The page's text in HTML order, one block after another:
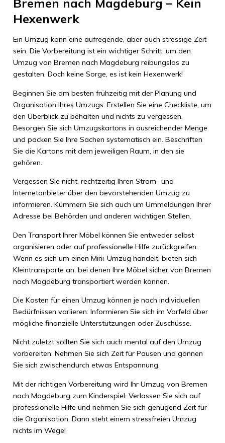
Hexenwerk
Ein Umzug kann eine aufregende, aber auch stressige Zeit
sein. Die Vorbereitung ist ein wichtiger Schritt, um den
Umzug von Bremen nach Magdeburg reibungslos zu
gestalten. Doch keine Sorge, es ist kein Hexenwerk!
Beginnen Sie am besten frühzeitig mit der Planung und
Organisation Ihres Umzugs. Erstellen Sie eine Checkliste, um
den Überblick zu behalten und nichts zu vergessen.
Besorgen Sie sich Umzugskartons in ausreichender Menge
und packen Sie Ihre Sachen systematisch ein. Beschriften
Sie die Kartons mit dem jeweiligen Raum, in den sie
gehören.
Vergessen Sie nicht, rechtzeitig Ihren Strom- und
Internetanbieter über den bevorstehenden Umzug zu
informieren. Kümmern Sie sich auch um Ummeldungen Ihrer
Adresse bei Behörden und anderen wichtigen Stellen.
Den Transport Ihrer Möbel können Sie entweder selbst
organisieren oder auf professionelle Hilfe zurückgreifen.
Wenn es sich um einen Mini-Umzug handelt, bieten sich
Kleintransporte an, bei denen Ihre Möbel sicher von Bremen
nach Magdeburg transportiert werden können.
Die Kosten für einen Umzug können je nach individuellen
Bedürfnissen variieren. Informieren Sie sich im Vorfeld über
mögliche finanzielle Unterstützungen oder Zuschüsse.
Nicht zuletzt sollten Sie sich auch mental auf den Umzug
vorbereiten. Nehmen Sie sich Zeit für Pausen und gönnen
Sie sich zwischendurch etwas Entspannung.
Mit der richtigen Vorbereitung wird Ihr Umzug von Bremen
nach Magdeburg zum Kinderspiel. Verlassen Sie sich auf
professionelle Hilfe und nehmen Sie sich genügend Zeit für
die Organisation. Dann steht einem stressfreien Umzug
nichts im Wege!